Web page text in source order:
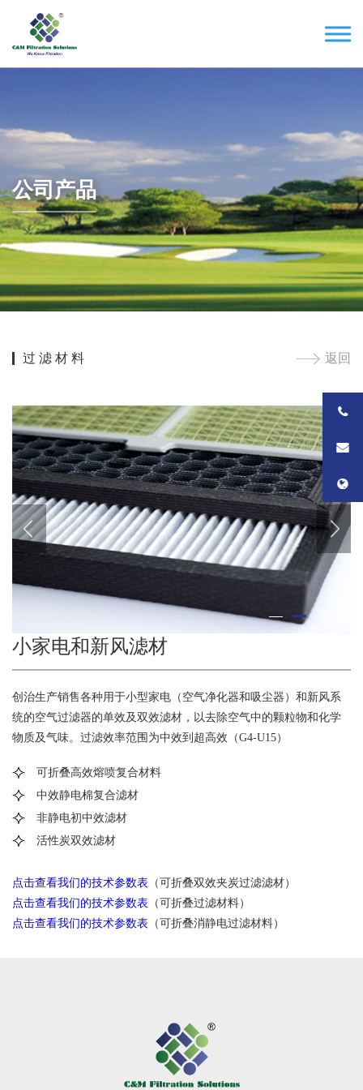
公司产品
过 滤 材 料 返回
1 2
小家电和新风滤材
创治生产销售各种用于小型家电（空气净化器和吸尘器）和新风系
统的空气过滤器的单效及双效滤材，以去除空气中的颗粒物和化学
物质及气味。过滤效率范围为中效到超高效（G4-U15）
可折叠高效熔喷复合材料
中效静电棉复合滤材
非静电初中效滤材
活性炭双效滤材
点击查看我们的技术参数表 （可折叠双效夹炭过滤滤材）
点击查看我们的技术参数表 （可折叠过滤材料）
点击查看我们的技术参数表 （可折叠消静电过滤材料）